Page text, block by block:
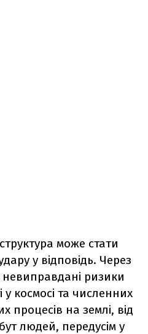
може стати
у відповідь. Через
ризики
у космосі та численних
процесів на землі, від
людей, передусім у